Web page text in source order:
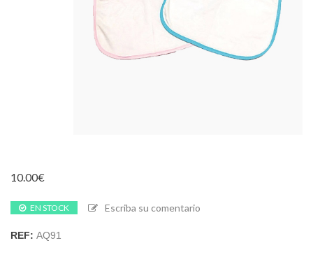
10.00€
EN STOCK Escriba su comentario
REF: AQ91